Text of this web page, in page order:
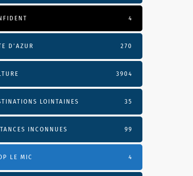
4
D’AZUR 270
3904
LOINTAINES 35
INCONNUES 99
LE MIC 4